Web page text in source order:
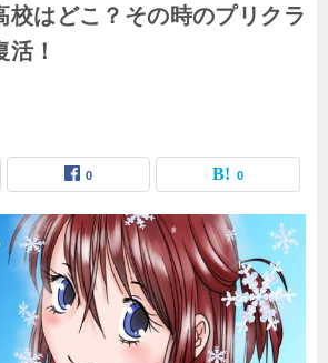
校はどこ？その時のプリクラ
！
0 0